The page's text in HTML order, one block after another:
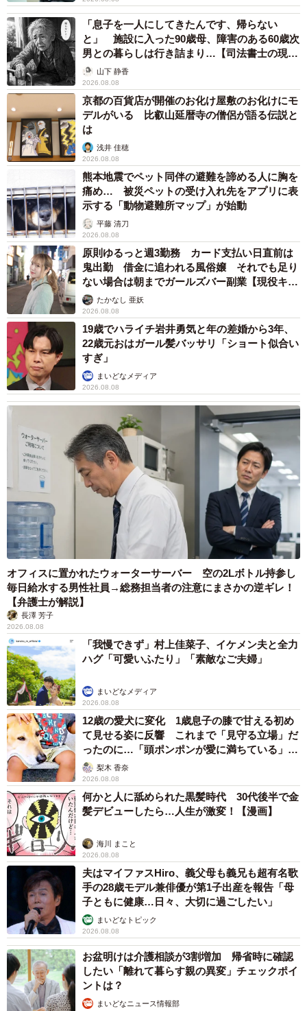
小3の頃の絵を現在の画風にしたもの／明星（@myojo_0120）さん提供
子どもの頃からの夢が叶い、23歳の現在はイラストレータ
ーとして絵を仕事にしている明星さん。しかし、「根っこ
の気持ちは何も変わっていません」と話します。
「絵を描くことは私にとって当たり前のことであり、生き
ていくうえで必要不可欠。理想の表現を追い求めて悩むこ
とも、小3の頃と変わっていません。これからも悩みながら
描き続けていくのだと思います」
最後に、今回の投稿への反響について尋ねました。
「大昔の絵をたくさんの方に見られるのは少し恥ずかしい
気持ちもありましたが、小3の頃のイラストを褒めてくださ
る方が多く、とても嬉しかったです。コメントを読んでい
て、当時どうしても理想的なキャラクターが描けずに悩ん
でいた自分、そして現在に至るまでの経緯や信念が報われ
たような感覚がありました」
現在イラストレーターとして活躍している明星さん／明星
（@myojo_0120）さん提供
「息子を一人にしてきたんです、帰らない
と」 施設に入った90歳母、障害のある60歳次
男との暮らしは行き詰まり…【司法書士の現場
から】山下 静香
2026.08.08
京都の百貨店が開催のお化け屋敷のお化けにモ
デルがいる 比叡山延暦寺の僧侶が語る伝説と
は
浅井 佳穂
2026.08.08
熊本地震でペット同伴の避難を諦める人に胸を
痛め… 被災ペットの受け入れ先をアプリに表
示する「動物避難所マップ」が始動
平藤 清刀
2026.08.08
原則ゆるっと週3勤務 カード支払い日直前は
鬼出勤 借金に追われる風俗嬢 それでも足り
ない場合は朝までガールズバー副業【現役キャ
ストに取材】
たかなし 亜妖
2026.08.08
19歳でハライチ岩井勇気と年の差婚から3年、
22歳元おはガール髪バッサリ「ショート似合い
すぎ」
まいどなメディア
2026.08.08
オフィスに置かれたウォーターサーバー 空の2Lボトル持参し
毎日給水する男性社員→総務担当者の注意にまさかの逆ギレ！
【弁護士が解説】
長澤 芳子
2026.08.08
「我慢できず」村上佳菜子、イケメン夫と全力
ハグ「可愛いふたり」「素敵なご夫婦」
まいどなメディア
2026.08.08
12歳の愛犬に変化 1歳息子の膝で甘える初め
て見せる姿に反響 これまで「見守る立場」だ
ったのに…「頭ポンポンが愛に満ちている」
「尊…」
梨木 香奈
2026.08.08
何かと人に舐められた黒髪時代 30代後半で金
髪デビューしたら…人生が激変！【漫画】
海川 まこと
2026.08.08
夫はマイファスHiro、義父母も義兄も超有名歌
手の28歳モデル兼俳優が第1子出産を報告「母
子ともに健康…日々、大切に過ごしたい」
まいどなトピック
2026.08.08
お盆明けは介護相談が3割増加 帰省時に確認
したい「離れて暮らす親の異変」チェックポイ
ントは？
まいどなニュース情報部